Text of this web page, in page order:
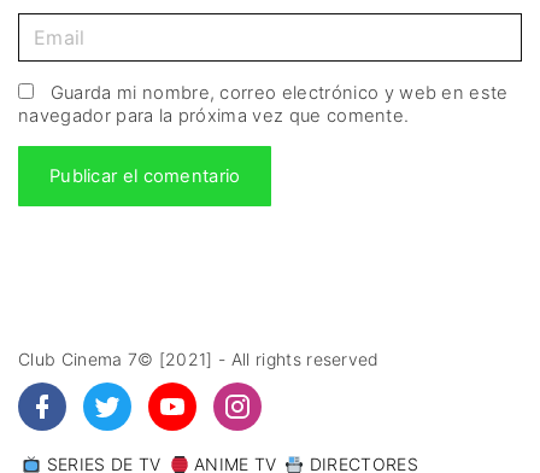
Guarda mi nombre, correo electrónico y web en este
navegador para la próxima vez que comente.
Club Cinema 7© [2021] - All rights reserved
SERIES DE TV ANIME TV DIRECTORES